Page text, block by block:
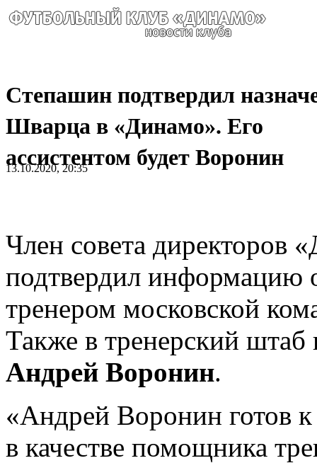
Степашин подтвердил
Шварца в «Динамо». Его
ассистентом будет Воронин
13.10.2020, 20:35
Член совета директоров
подтвердил информацию
тренером московской
Также в тренерский штаб
Андрей Воронин.
«Андрей Воронин готов
в качестве помощника